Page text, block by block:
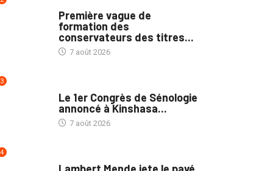
Première vague de
formation des
conservateurs des titres...
7 août 2026
3
Le 1er Congrès de Sénologie
annoncé à Kinshasa...
7 août 2026
4
Lambert Mende jete le pavé